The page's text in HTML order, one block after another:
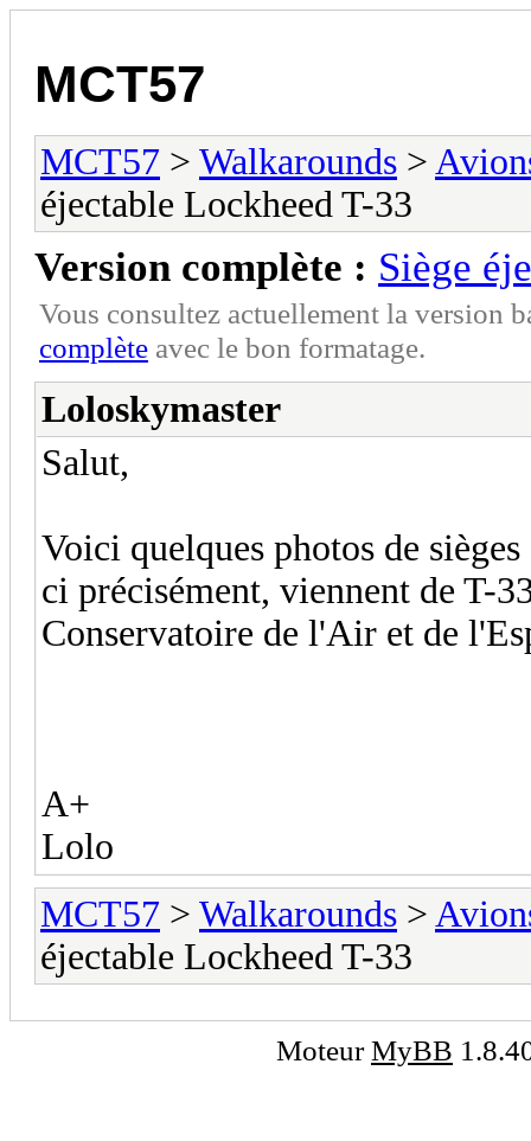
MCT57
MCT57 > Walkarounds >
éjectable Lockheed T-33
Version complète : Siège
Vous consultez actuellement la version
complète avec le bon formatage.
Loloskymaster
Salut,
Voici quelques photos de
ci précisément, viennent de T-
Conservatoire de l'Air et de
A+
Lolo
MCT57 > Walkarounds >
éjectable Lockheed T-33
MoteurMyBB